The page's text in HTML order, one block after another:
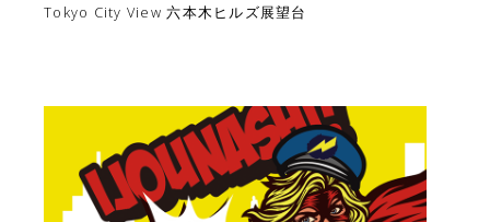
Tokyo City View 六本木ヒルズ展望台